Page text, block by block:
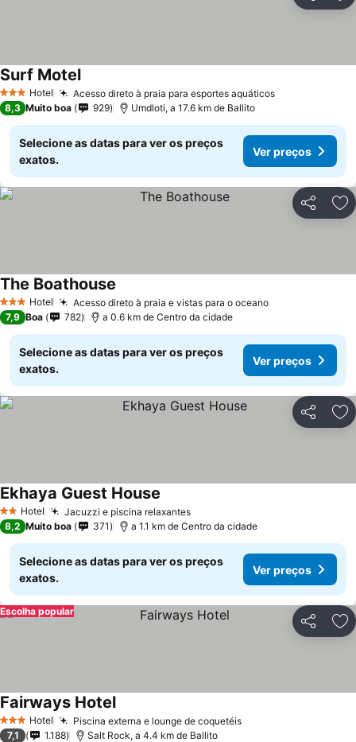
3 EstrelasHotel Acesso direto à praia para esportes aquáticos
Surf Motel
8,3 Muito boa 929 Umdloti, a 17.6 km de Ballito
Selecione as datas para ver os preços
exatos.
Ver preços
Partilhar
3 EstrelasHotel Acesso direto à praia e vistas para o oceano
The Boathouse
7,9 Boa 782 a 0.6 km de Centro da cidade
Selecione as datas para ver os preços
exatos.
Ver preços
Partilhar
2 Estrelas
Hotel Jacuzzi e piscina relaxantes
Ekhaya Guest House
8,2 Muito boa 371 a 1.1 km de Centro da cidade
Selecione as datas para ver os preços
exatos.
Ver preços
Partilhar
Escolha popular
3 EstrelasHotel Piscina externa e lounge de coquetéis
Fairways Hotel
7,1 1.188 Salt Rock, a 4.4 km de Ballito